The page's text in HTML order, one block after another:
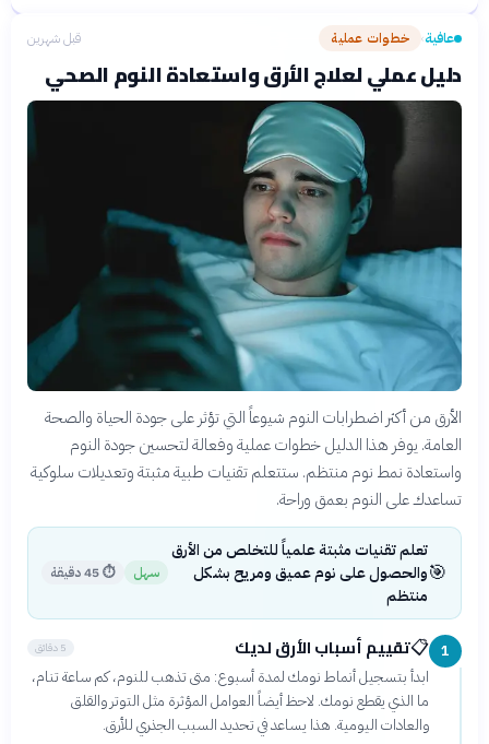
عافية› خطوات عملية قبل شهرين
دليل عملي لعلاج الأرق واستعادة النوم الصحي
الأرق من أكثر اضطرابات النوم شيوعاً التي تؤثر على جودة الحياة والصحة
العامة. يوفر هذا الدليل خطوات عملية وفعالة لتحسين جودة النوم
واستعادة نمط نوم منتظم. ستتعلم تقنيات طبية مثبتة وتعديلات سلوكية
تساعدك على النوم بعمق وراحة.
🎯
تعلم تقنيات مثبتة علمياً للتخلص من الأرق
والحصول على نوم عميق ومريح بشكل
منتظم
سهل ⏱45 دقيقة
1
📋تقييم أسباب الأرق لديك 5 دقائق
ابدأ بتسجيل أنماط نومك لمدة أسبوع: متى تذهب للنوم، كم ساعة تنام،
ما الذي يقطع نومك. لاحظ أيضاً العوامل المؤثرة مثل التوتر والقلق
والعادات اليومية. هذا يساعد في تحديد السبب الجذري للأرق.